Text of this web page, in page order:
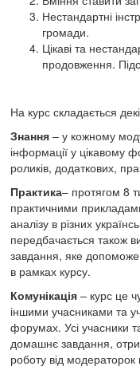
Нестандартні
громади.
Цікаві та
продовження.
На курс складається
Знання – у кожному
інформації у цікавому
роликів, додаткових,
Практика– протягом 8
практичними
аналізу в різних
передбачається також
завдання, яке
в рамках курсу.
Комунікація – курс це
іншими учасниками та
форумах. Усі учасники
домашнє завдання,
роботу від модераторок